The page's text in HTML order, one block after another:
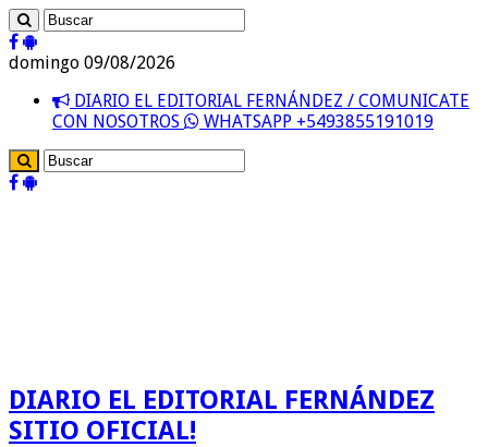
domingo 09/08/2026
DIARIO EL EDITORIAL FERNÁNDEZ / COMUNICATE
CON NOSOTROS
WHATSAPP +5493855191019
DIARIO EL EDITORIAL FERNÁNDEZ
SITIO OFICIAL!